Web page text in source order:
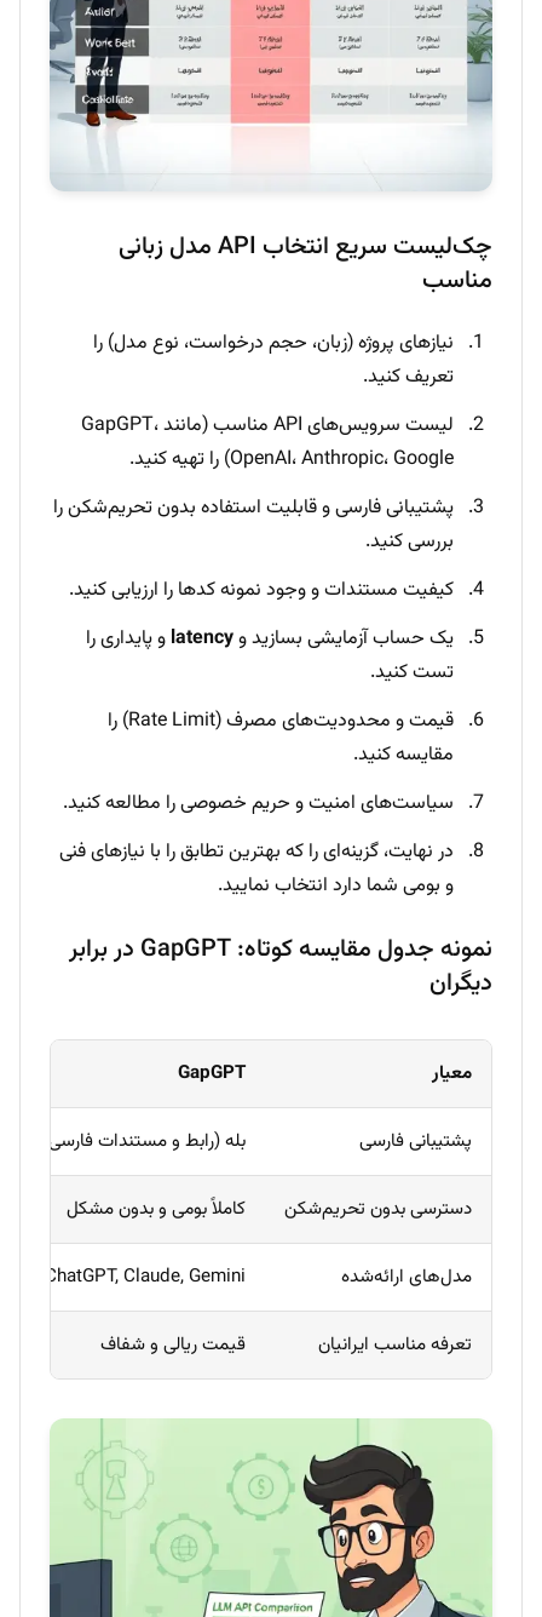
چک‌لیست سریع انتخاب API مدل زبانی
مناسب
نیازهای پروژه (زبان، حجم درخواست، نوع مدل) را
تعریف کنید.
لیست سرویس‌های API مناسب (مانند GapGPT،
OpenAI، Anthropic، Google) را تهیه کنید.
پشتیبانی فارسی و قابلیت استفاده بدون تحریم‌شکن را
بررسی کنید.
کیفیت مستندات و وجود نمونه کدها را ارزیابی کنید.
یک حساب آزمایشی بسازید وlatency و پایداری را
تست کنید.
قیمت و محدودیت‌های مصرف (Rate Limit) را
مقایسه کنید.
سیاست‌های امنیت و حریم خصوصی را مطالعه کنید.
در نهایت، گزینه‌ای را که بهترین تطابق را با نیازهای فنی
و بومی شما دارد انتخاب نمایید.
نمونه جدول مقایسه کوتاه: GapGPT در برابر
دیگران
معیار GapGPT
پشتیبانی فارسی بله (رابط و مستندات فارسی)
دسترسی بدون تحریم‌شکن کاملاً بومی و بدون مشکل
مدل‌های ارائه‌شده ChatGPT, Claude, Gemini
تعرفه مناسب ایرانیان قیمت ریالی و شفاف